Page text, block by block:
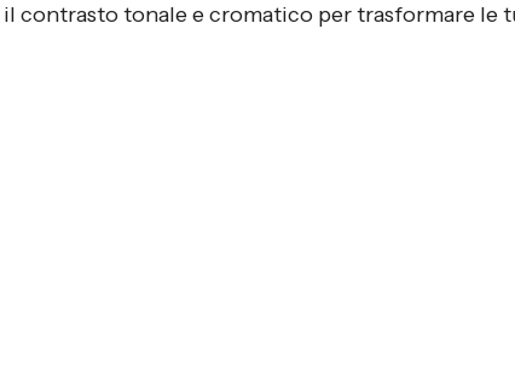
il contrasto tonale e cromatico per trasformare le